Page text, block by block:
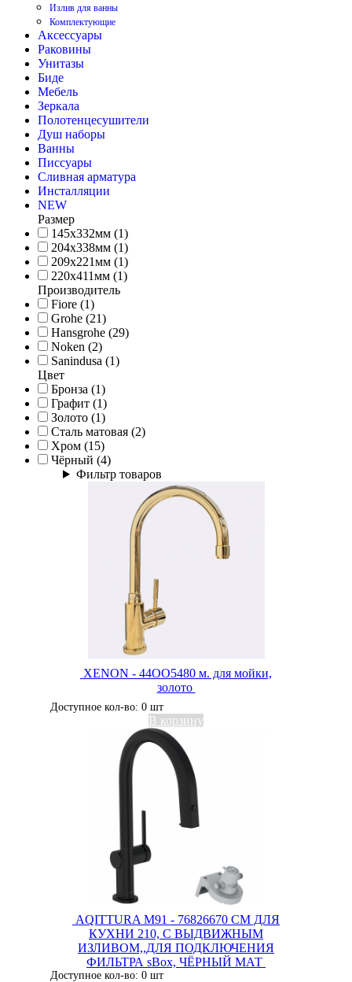
Излив для ванны
Комплектующие
Аксессуары
Раковины
Унитазы
Биде
Мебель
Зеркала
Полотенцесушители
Душ наборы
Ванны
Писсуары
Сливная арматура
Инсталляции
NEW
Размер
145х332мм (1)
204х338мм (1)
209х221мм (1)
220х411мм (1)
Производитель
Fiore (1)
Grohe (21)
Hansgrohe (29)
Noken (2)
Sanindusa (1)
Цвет
Бронза (1)
Графит (1)
Золото (1)
Сталь матовая (2)
Хром (15)
Чёрный (4)
Фильтр товаров
XENON - 44OO5480 м. для мойки,
золото
Доступное кол-во: 0 шт
В корзину
AQITTURA M91 - 76826670 СМ ДЛЯ
КУХНИ 210, С ВЫДВИЖНЫМ
ИЗЛИВОМ,,ДЛЯ ПОДКЛЮЧЕНИЯ
ФИЛЬТРА sBox, ЧЁРНЫЙ МАТ
Доступное кол-во: 0 шт